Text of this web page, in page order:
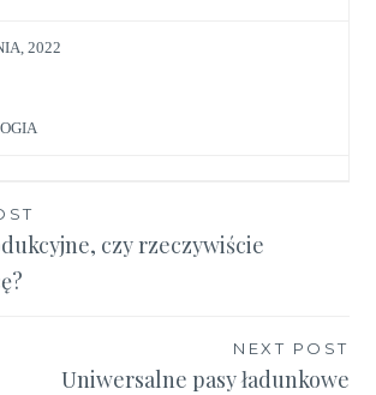
2022
czy rzeczywiście
NEXT POST
Uniwersalne pasy ładunkowe